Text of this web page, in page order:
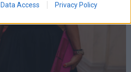
Data Access Privacy Policy